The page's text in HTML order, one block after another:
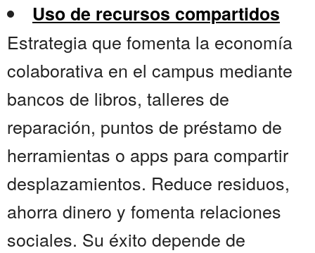
Uso de recursos compartidos
Estrategia que fomenta la economía
colaborativa en el campus mediante
bancos de libros, talleres de
reparación, puntos de préstamo de
herramientas o apps para compartir
desplazamientos. Reduce residuos,
ahorra dinero y fomenta relaciones
sociales. Su éxito depende de